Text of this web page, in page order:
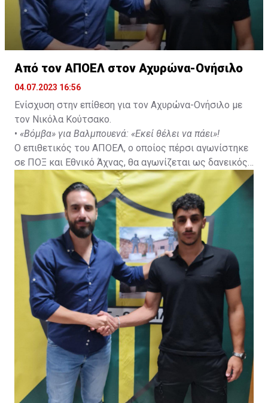
Από τον ΑΠΟΕΛ στον Αχυρώνα-Ονήσιλο
04.07.2023 16:56
Ενίσχυση στην επίθεση για τον Αχυρώνα-Ονήσιλο με
τον Νικόλα Κούτσακο.
• «Βόμβα» για Βαλμπουενά: «Εκεί θέλει να πάει»!
Ο επιθετικός του ΑΠΟΕΛ, ο οποίος πέρσι αγωνίστηκε
σε ΠΟΞ και Εθνικό Άχνας, θα αγωνίζεται ως δανεικός
με τα χρώματα του Αχυρώνα από την νέα αγωνιστική